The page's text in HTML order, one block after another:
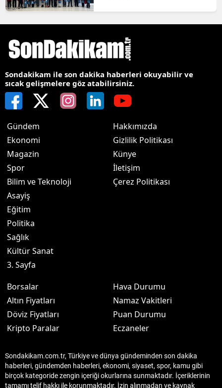
Sondakikam ile son dakika haberleri okuyabilir ve
sıcak gelişmelere göz atabilirsiniz.
Gündem
Ekonomi
Magazin
Spor
Bilim ve Teknoloji
Asayiş
Eğitim
Politika
Sağlık
Kültür Sanat
3. Sayfa
Hakkımızda
Gizlilik Politikası
Künye
İletişim
Çerez Politikası
Borsalar
Altın Fiyatları
Döviz Fiyatları
Kripto Paralar
Hava Durumu
Namaz Vakitleri
Puan Durumu
Eczaneler
Sondakikam.com.tr, Türkiye ve dünya gündeminden son dakika
haberleri, gündemden haberleri, ekonomi, siyaset, spor, kamu gibi
birçok kategoride zengin içeriği okurlarına sunmaktadır. İçeriklerinin
tamamı telif hakkı ile korunmaktadır. İzin alınmadan ve kaynak